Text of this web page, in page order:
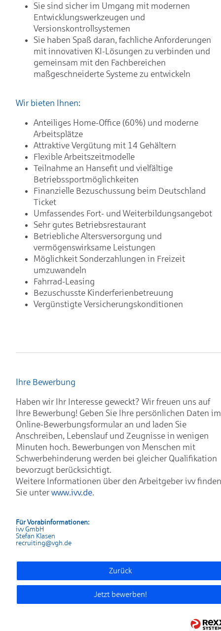
Sie sind sicher im Umgang mit modernen
Entwicklungswerkzeugen und
Versionskontrollsystemen
Sie haben Spaß daran, fachliche Anforderungen
mit innovativen KI-Lösungen zu verbinden und
gemeinsam mit den Fachbereichen
maßgeschneiderte Systeme zu entwickeln
Wir bieten Ihnen:
Anteiliges Home-Office (60%) und moderne
Arbeitsplätze
Attraktive Vergütung mit 14 Gehältern
Flexible Arbeitszeitmodelle
Teilnahme an Hansefit und vielfältige
Betriebssportmöglichkeiten
Finanzielle Bezuschussung beim Deutschland
Ticket
Umfassendes Fort- und Weiterbildungsangebot
Sehr gutes Betriebsrestaurant
Betriebliche Altersversorgung und
vermögenswirksame Leistungen
Möglichkeit Sonderzahlungen in Freizeit
umzuwandeln
Fahrrad-Leasing
Bezuschusste Kinderferienbetreuung
Vergünstigte Versicherungskonditionen
Ihre Bewerbung
Haben wir Ihr Interesse geweckt? Wir freuen uns auf
Ihre Bewerbung! Geben Sie Ihre persönlichen Daten im
Online-Bewerbungsformular an und laden Sie
Anschreiben, Lebenslauf und Zeugnisse in wenigen
Minuten hoch. Bewerbungen von Menschen mit
Schwerbehinderung werden bei gleicher Qualifikation
bevorzugt berücksichtigt.
Weitere Informationen über den Arbeitgeber ivv finden
Sie unter www.ivv.de.
Für Vorabinformationen:
ivv GmbH
Stefan Klasen
recruiting@vgh.de
Zurück
Jetzt bewerben!